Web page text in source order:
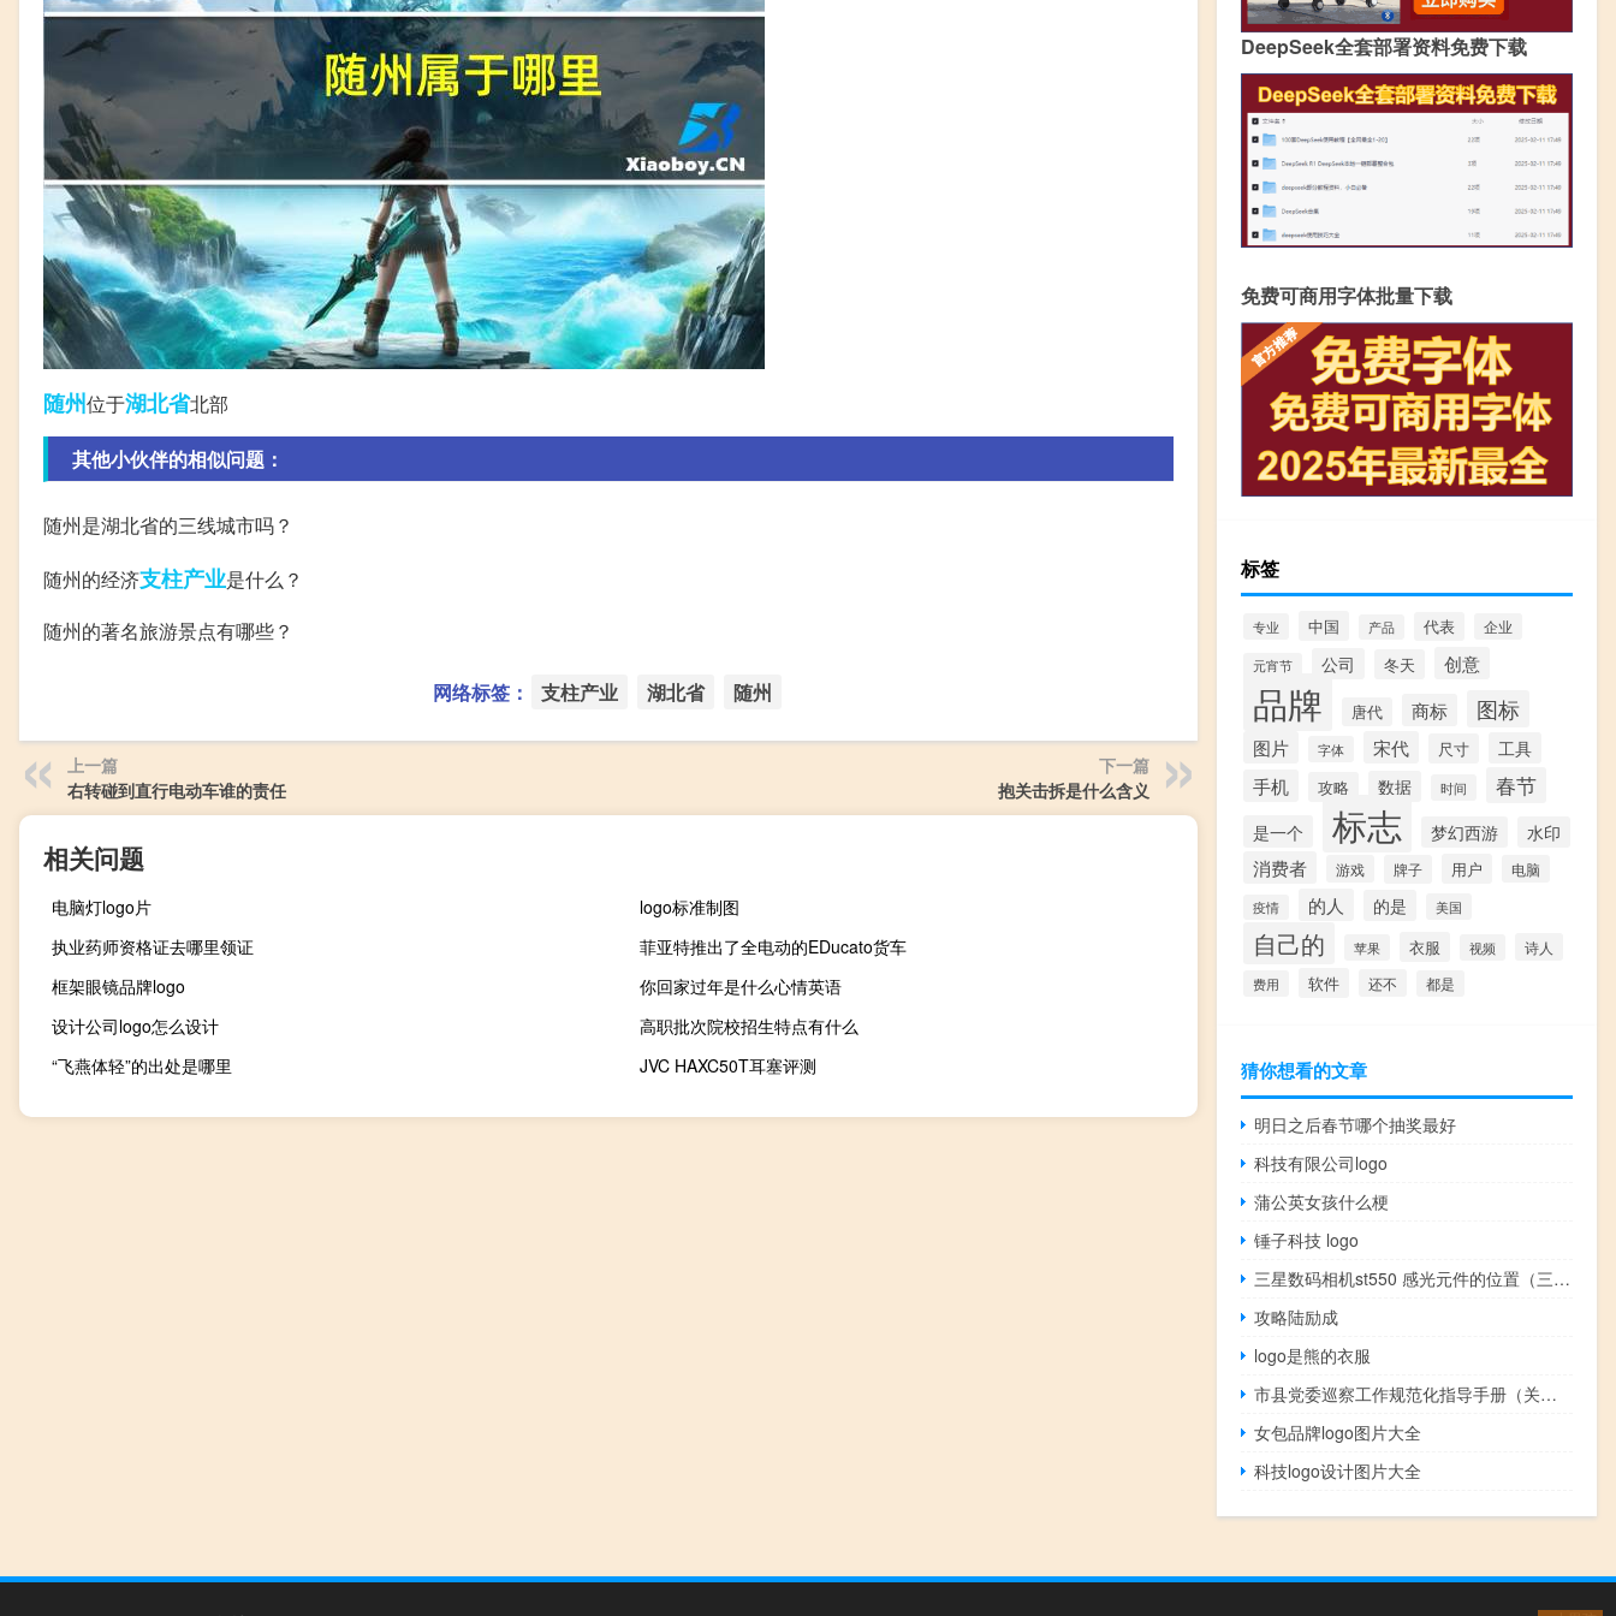
随州位于湖北省北部
其他小伙伴的相似问题：
随州是湖北省的三线城市吗？
随州的经济支柱产业是什么？
随州的著名旅游景点有哪些？
网络标签： 支柱产业 湖北省 随州
上一篇
右转碰到直行电动车谁的责任
下一篇
抱关击拆是什么含义
相关问题
电脑灯logo片
logo标准制图
执业药师资格证去哪里领证
菲亚特推出了全电动的EDucato货车
框架眼镜品牌logo
你回家过年是什么心情英语
设计公司logo怎么设计
高职批次院校招生特点有什么
“飞燕体轻”的出处是哪里
JVC HAXC50T耳塞评测
DeepSeek全套部署资料免费下载
免费可商用字体批量下载
标签
专业 中国 产品 代表 企业
元宵节 公司 冬天 创意
品牌 唐代 商标 图标
图片 字体 宋代 尺寸 工具
手机 攻略 数据 时间 春节
是一个 标志 梦幻西游 水印
消费者 游戏 牌子 用户 电脑
疫情 的人 的是 美国
自己的 苹果 衣服 视频 诗人
费用 软件 还不 都是
猜你想看的文章
明日之后春节哪个抽奖最好
科技有限公司logo
蒲公英女孩什么梗
锤子科技 logo
三星数码相机st550 感光元件的位置（三星数码相机st550）
攻略陆励成
logo是熊的衣服
市县党委巡察工作规范化指导手册（关于市县党委建立巡察制度的意见 规定 开展市县党委巡察）
女包品牌logo图片大全
科技logo设计图片大全